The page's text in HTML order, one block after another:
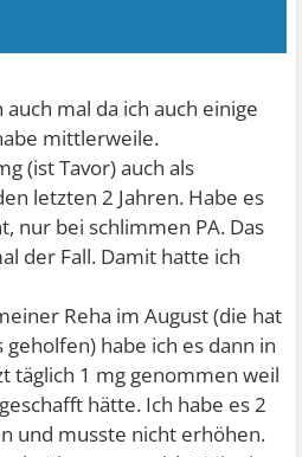
mal da ich auch einige
mittlerweile.
(ist Tavor) auch als
letzten 2 Jahren. Habe es
nur bei schlimmen PA. Das
der Fall. Damit hatte ich
Reha im August (die hat
habe ich es dann in
täglich 1 mg genommen weil
hätte. Ich habe es 2
und musste nicht erhöhen.